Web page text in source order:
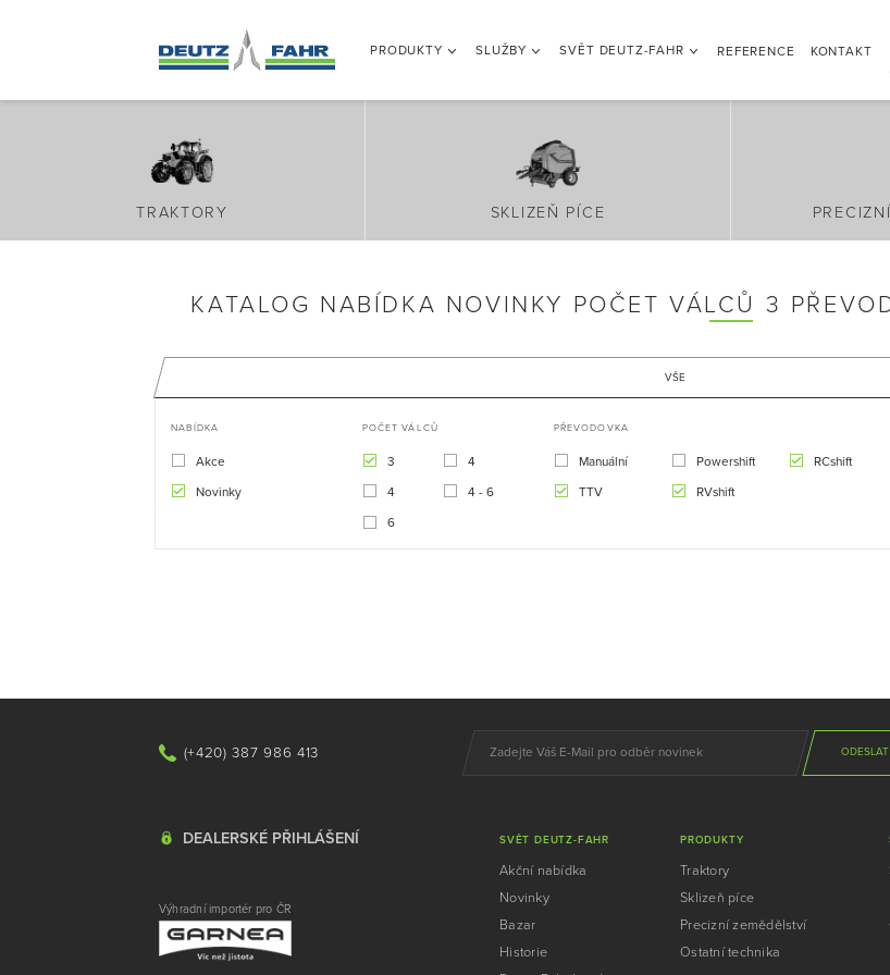
PRODUKTY SLUŽBY SVĚT DEUTZ-FAHR REFERENCE KONTAKT
TRAKTORY SKLIZEŇ PÍCE
KATALOG NABÍDKA NOVINKY POČET VÁLCŮ 3
VŠE
NABÍDKA
Akce
Novinky
POČET VÁLCŮ
3 4
4 4 - 6
6
PŘEVODOVKA
Manuální Powershift RCshift
TTV RVshift
(+420) 387 986 413 ODESLAT
DEALERSKÉ PŘIHLÁŠENÍ
Výhradní importér pro ČR
SVĚT DEUTZ-FAHR
Akční nabídka
Novinky
Bazar
Historie
PRODUKTY
Traktory
Sklizeň píce
Precizní zemědělství
Ostatní technika